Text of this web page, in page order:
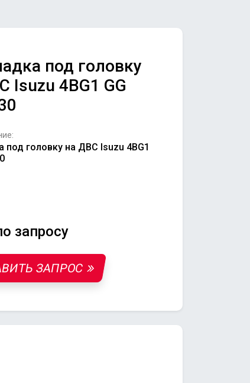
под головку
Isuzu 4BG1 GG
под головку на ДВС Isuzu 4BG1
запросу
ЗАПРОС